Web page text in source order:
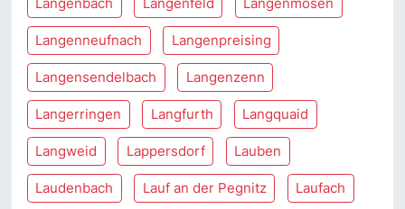
Langenbach Langenfeld Langenmosen
Langenneufnach Langenpreising
Langensendelbach Langenzenn
Langerringen Langfurth Langquaid
Langweid Lappersdorf Lauben
Laudenbach Lauf an der Pegnitz Laufach